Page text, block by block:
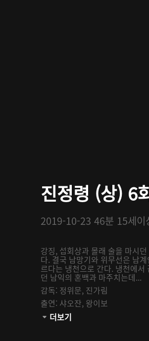
진정령 (상) 6
2019-10-23 46분 15세이
강징, 섭회상과 몰래 술을 마시
다. 결국 남망기와 위무선은 남
르다는 냉천으로 간다. 냉천에
던 남익의 혼백과 마주치는데...
감독: 정위문, 진가림
출연: 샤오잔, 왕이보
관람등급:
더보기